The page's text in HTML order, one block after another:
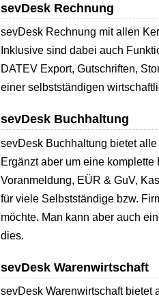
sevDesk Rechnung
sevDesk Rechnung mit allen
Inklusive sind dabei auch
DATEV Export, Gutschriften,
einer selbstständigen
sevDesk Buchhaltung
sevDesk Buchhaltung bietet
Ergänzt aber um eine
Voranmeldung, EÜR & GuV,
für viele Selbstständige bzw.
möchte. Man kann aber auch
dies.
sevDesk Warenwirtschaft
sevDesk Warenwirtschaft bietet